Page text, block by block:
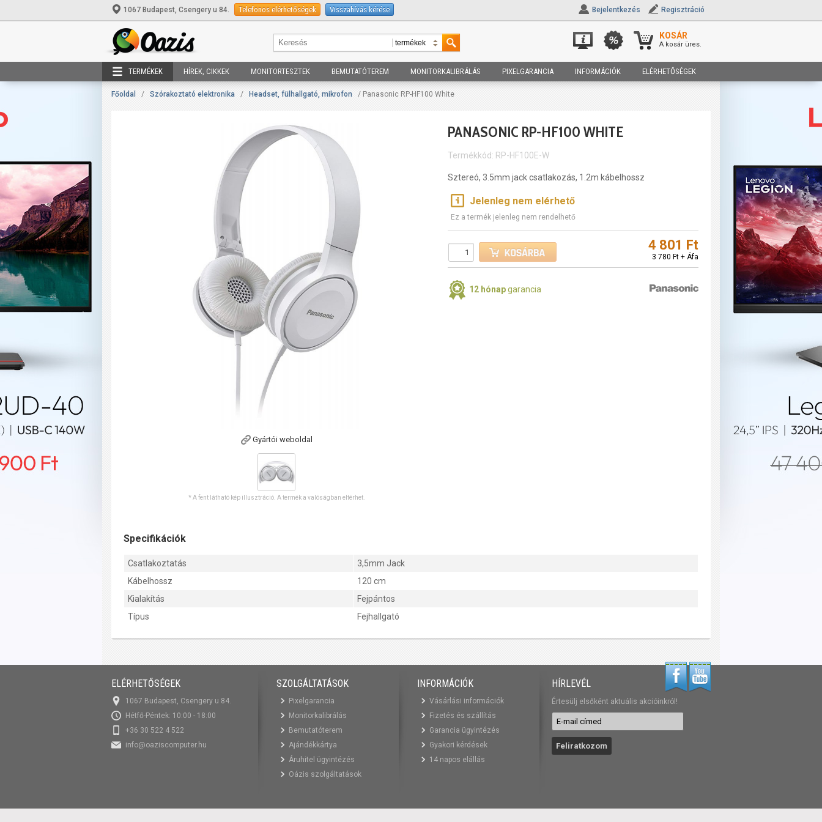
1067 Budapest, Csengery u 84. Telefonos elérhetőségek Visszahívás kérése Bejelentkezés Regisztráció
KOSÁR
A kosár üres.
TERMÉKEK HÍREK, CIKKEK MONITORTESZTEK BEMUTATÓTEREM MONITORKALIBRÁLÁS PIXELGARANCIA INFORMÁCIÓK ELÉRHETŐSÉGEK
Főoldal / Szórakoztató elektronika / Headset, fülhallgató, mikrofon / Panasonic RP-HF100 White
Gyártói weboldal
* A fent látható kép illusztráció. A termék a valóságban eltérhet.
PANASONIC RP-HF100 WHITE
Termékkód: RP-HF100E-W
Sztereó, 3.5mm jack csatlakozás, 1.2m kábelhossz
Jelenleg nem elérhető
Ez a termék jelenleg nem rendelhető
4 801 Ft
3 780 Ft + Áfa
12 hónapgarancia
Specifikációk
Csatlakoztatás
3,5mm Jack
Kábelhossz
120 cm
Kialakítás
Fejpántos
Típus
Fejhallgató
ELÉRHETŐSÉGEK
1067 Budapest, Csengery u 84.
Hétfő-Péntek: 10:00 - 18:00
+36 30 522 4 522
info@oaziscomputer.hu
SZOLGÁLTATÁSOK
Pixelgarancia
Monitorkalibrálás
Bemutatóterem
Ajándékkártya
Áruhitel ügyintézés
Oázis szolgáltatások
INFORMÁCIÓK
Vásárlási információk
Fizetés és szállítás
Garancia ügyintézés
Gyakori kérdések
14 napos elállás
HÍRLEVÉL
Értesülj elsőként aktuális akcióinkról!